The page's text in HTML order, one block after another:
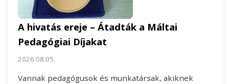
A hivatás ereje – Átadták a Máltai
Pedagógiai Díjakat
2026.08.05.
Vannak pedagógusok és munkatársak, akiknek